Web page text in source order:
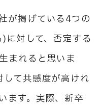
が掲げている4つの
に対して、否定する
まれると思いま
て共感度が高けれ
ます。実際、新卒